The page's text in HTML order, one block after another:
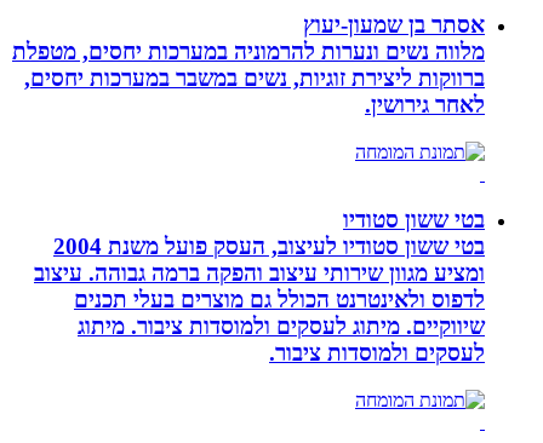
אסתר בן שמעון-יעוץ
מלווה נשים ונערות להרמוניה במערכות יחסים, מטפלת
ברווקות ליצירת זוגיות, נשים במשבר במערכות יחסים,
לאחר גירושין.
בטי ששון סטודיו
בטי ששון סטודיו לעיצוב, העסק פועל משנת 2004
ומציע מגוון שירותי עיצוב והפקה ברמה גבוהה. עיצוב
לדפוס ולאינטרנט הכולל גם מוצרים בעלי תכנים
שיווקיים. מיתוג לעסקים ולמוסדות ציבור. מיתוג
לעסקים ולמוסדות ציבור.